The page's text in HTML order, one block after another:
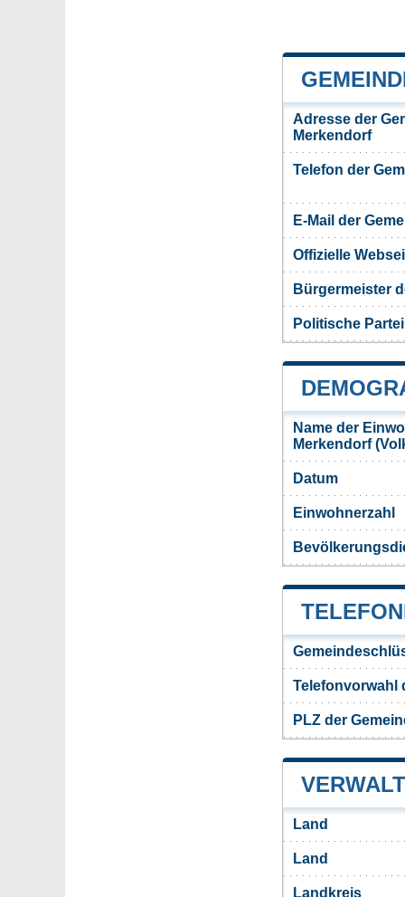
Adresse der
Merkendorf
Telefon der
E-Mail der
Offizielle
Bürgermeister
Politische Partei
Name der
Merkendorf
Datum
Einwohnerzahl
Telefonvorwahl
PLZ der
Land
Land
Landkreis